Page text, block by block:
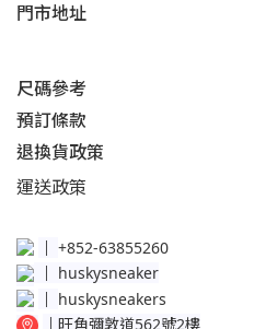
門市地址
尺碼參考
預訂條款
退換貨政策​
運送政策​
│ +852-63855260
huskysneaker
│ huskysneakers
│ 旺角彌敦道562號2樓